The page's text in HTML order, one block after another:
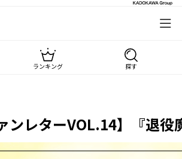
ミコミ
ミ
ランキング 探す
ンレターVOL.14】『退